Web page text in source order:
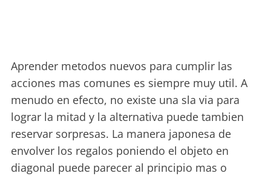
Aprender metodos nuevos para cumplir las
acciones mas comunes es siempre muy util. A
menudo en efecto, no existe una sla via para
lograr la mitad y la alternativa puede tambien
reservar sorpresas. La manera japonesa de
envolver los regalos poniendo el objeto en
diagonal puede parecer al principio mas o